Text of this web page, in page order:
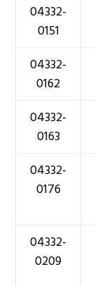
04332-
0151
04332-
0162
04332-
0163
04332-
0176
04332-
0209